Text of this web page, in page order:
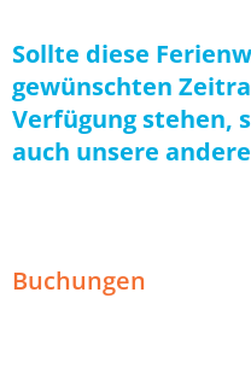
Sollte diese
gewünschten
Verfügung stehen,
auch unsere
Buchungen